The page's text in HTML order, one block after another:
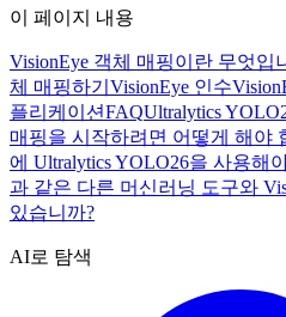
이 페이지 내용
VisionEye 객체 매핑이란 무엇입
체 매핑하기 VisionEye 인수
플리케이션FAQUltralytics
매핑을 시작하려면 어떻게 해야
에 Ultralytics YOLO26을 사용해
과 같은 다른 머신러닝 도구와
있습니까?
AI로 탐색